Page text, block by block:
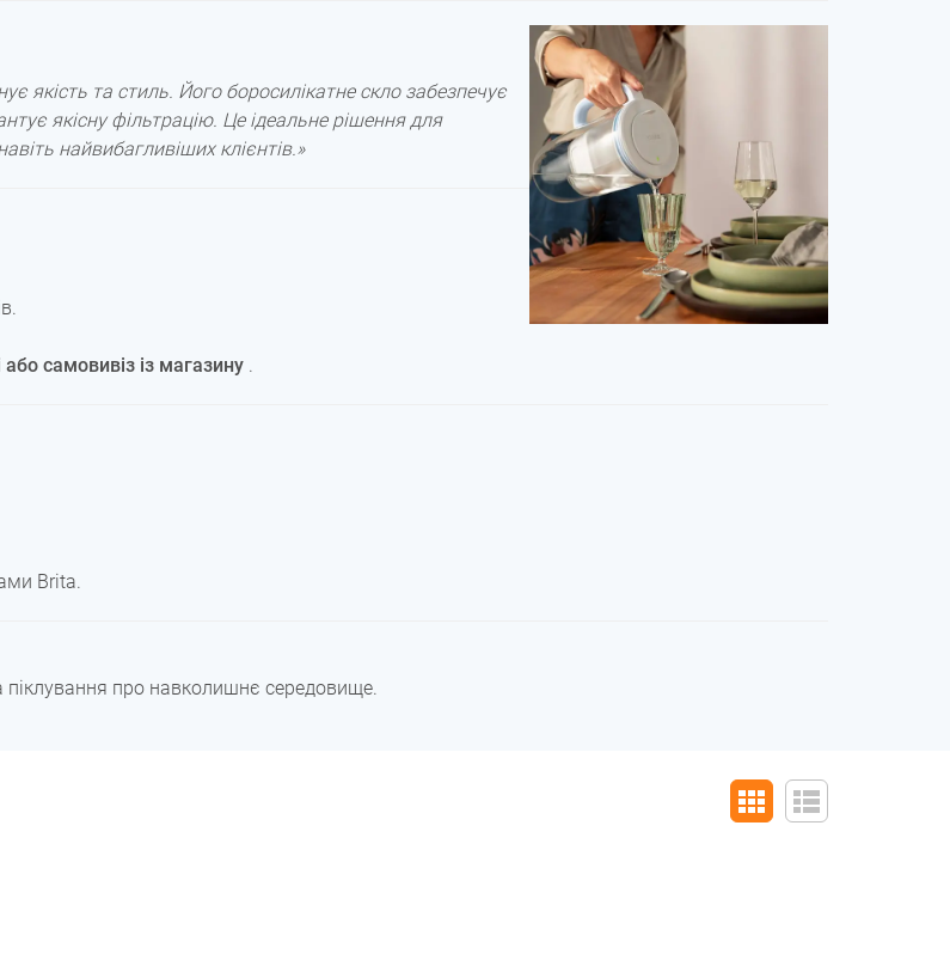
якість та стиль. Його боросилікатне скло забезпечує
якісну фільтрацію. Це ідеальне рішення для
найвибагливіших клієнтів.»
самовивіз із магазину .
Brita.
піклування про навколишнє середовище.